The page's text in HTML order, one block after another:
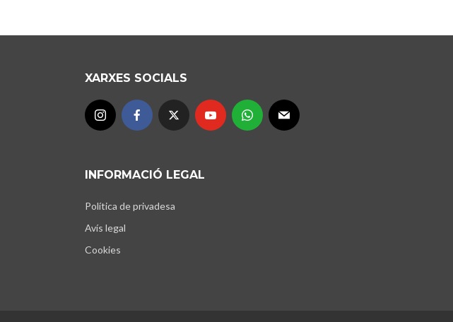
XARXES SOCIALS
INFORMACIÓ LEGAL
Política de privadesa
Avís legal
Cookies